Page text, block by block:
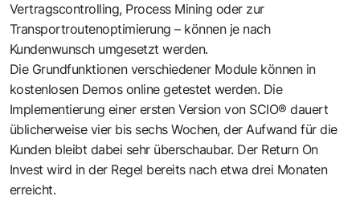
Vertragscontrolling, Process Mining oder zur
Transportroutenoptimierung – können je nach
Kundenwunsch umgesetzt werden.
Die Grundfunktionen verschiedener Module können in
kostenlosen Demos online getestet werden. Die
Implementierung einer ersten Version von SCIO® dauert
üblicherweise vier bis sechs Wochen, der Aufwand für die
Kunden bleibt dabei sehr überschaubar. Der Return On
Invest wird in der Regel bereits nach etwa drei Monaten
erreicht.